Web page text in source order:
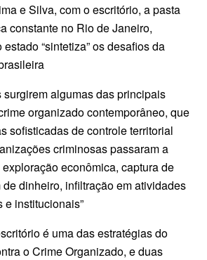
e Silva, com o escritório, a pasta
constante no Rio de Janeiro,
“sintetiza” os desafios da
surgirem algumas das principais
organizado contemporâneo, que
sofisticadas de controle territorial
criminosas passaram a
econômica, captura de
dinheiro, infiltração em atividades
e institucionais”
é uma das estratégias do
o Crime Organizado, e duas